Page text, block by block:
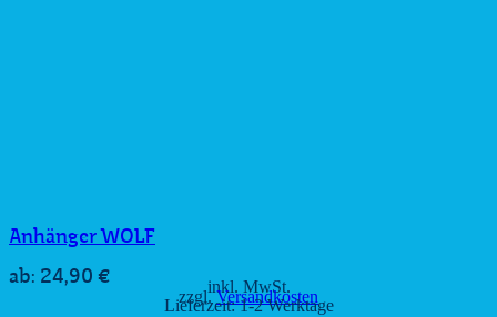
Anhänger WOLF
ab: 24,90 € inkl. MwSt.
zzgl.Versandkosten
Lieferzeit:1-2 Werktage